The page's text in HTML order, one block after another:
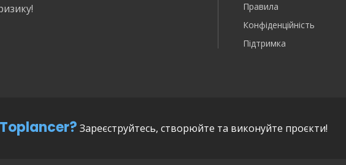
Правила
Конфіденційність
Підтримка
Зареєструйтесь, створюйте та виконуйте проєкти!